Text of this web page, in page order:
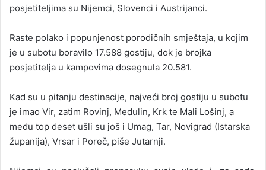
posjetiteljima su Nijemci, Slovenci i Austrijanci.
Raste polako i popunjenost porodičnih smještaja, u kojim
je u subotu boravilo 17.588 gostiju, dok je brojka
posjetitelja u kampovima dosegnula 20.581.
Kad su u pitanju destinacije, najveći broj gostiju u subotu
je imao Vir, zatim Rovinj, Medulin, Krk te Mali Lošinj, a
među top deset ušli su još i Umag, Tar, Novigrad (Istarska
županija), Vrsar i Poreč, piše Jutarnji.